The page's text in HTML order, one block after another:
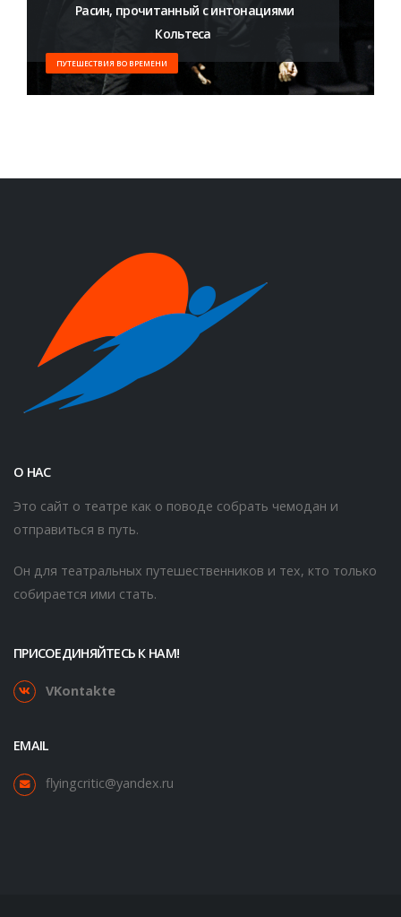
​ Расин, прочитанный с интонациями
Кольтеса
ПУТЕШЕСТВИЯ ВО ВРЕМЕНИ
О НАС
Это сайт о театре как о поводе собрать чемодан и
отправиться в путь.
Он для театральных путешественников и тех, кто только
собирается ими стать.
ПРИСОЕДИНЯЙТЕСЬ К НАМ!
VKontakte
EMAIL
flyingcritic@yandex.ru